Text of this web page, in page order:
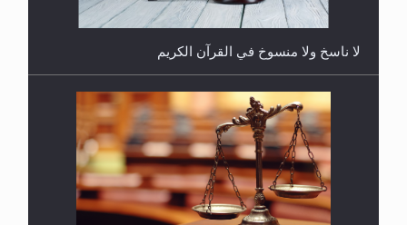
هل يجوز فتح مشروع كوافير نسائي للمحجبات وغير
المحجبات؟
لا ناسخ ولا منسوخ في القرآن الكريم